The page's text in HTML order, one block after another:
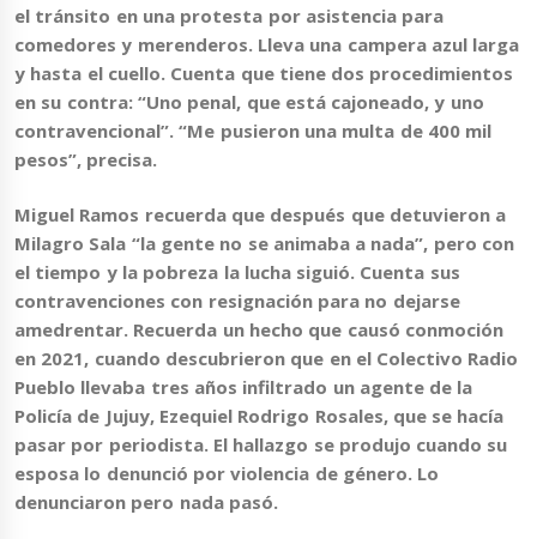
el tránsito en una protesta por asistencia para
comedores y merenderos. Lleva una campera azul larga
y hasta el cuello. Cuenta que tiene dos procedimientos
en su contra: “Uno penal, que está cajoneado, y uno
contravencional”. “Me pusieron una multa de 400 mil
pesos”, precisa.
Miguel Ramos recuerda que después que detuvieron a
Milagro Sala “la gente no se animaba a nada”, pero con
el tiempo y la pobreza la lucha siguió. Cuenta sus
contravenciones con resignación para no dejarse
amedrentar. Recuerda un hecho que causó conmoción
en 2021, cuando descubrieron que en el Colectivo Radio
Pueblo llevaba tres años infiltrado un agente de la
Policía de Jujuy, Ezequiel Rodrigo Rosales, que se hacía
pasar por periodista. El hallazgo se produjo cuando su
esposa lo denunció por violencia de género. Lo
denunciaron pero nada pasó.